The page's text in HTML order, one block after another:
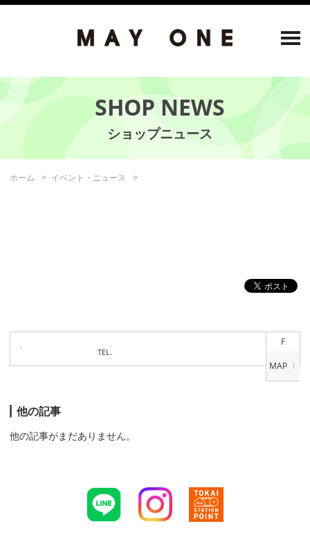
SHOP NEWS
ホーム イベント・ニュース
F
TEL.
他の記事
他の記事がまだありません。